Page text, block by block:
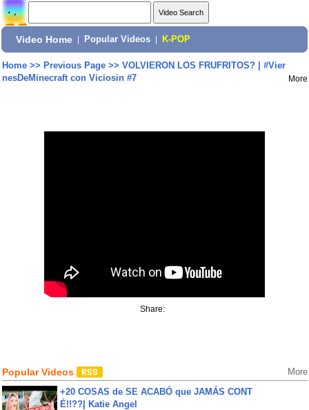
Video Home Popular Videos K-POP
Home>> Previous Page>> VOLVIERON LOS FRUFRITOS? | #Vier
nesDeMinecraft con Viciosin #7
More
Share:
Popular Videos More
+20 COSAS de SE ACABÓ que JAMÁS CONT
É!!??| Katie Angel